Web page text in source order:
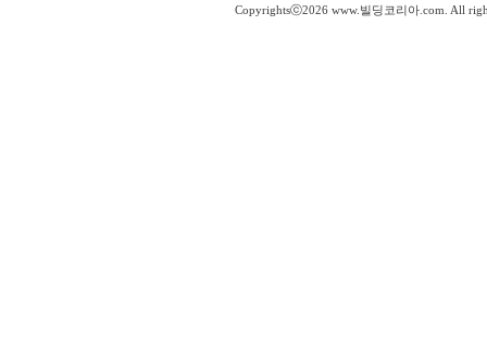
Copyrightsⓒ2026 www.빌딩코리아.com. All